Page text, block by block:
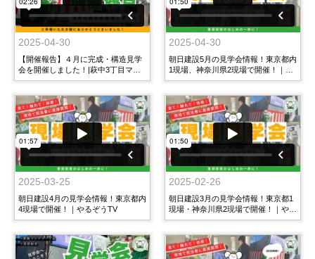
2025-04-30
【開催報告】４月に完成・構造見学
会を開催しました！|萩中3丁目マン
ション・昭和町1丁目マンション・上
大井
2025-04-30
朝日建設5月の見学会情報！東京都内
1現場、神奈川県2現場で開催！｜や
るぞうTV
2025-03-25
朝日建設4月の見学会情報！東京都内
4現場で開催！｜やるぞうTV
2025-02-26
朝日建設3月の見学会情報！東京都1
現場・神奈川県2現場で開催！｜やる
ぞうTV